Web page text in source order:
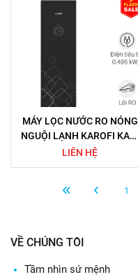
MÁY LỌC NƯỚC RO NÓNG
NGUỘI LẠNH KAROFI KAD-
X39 10 LÕI
LIÊN HỆ
1
VỀ CHÚNG TÔI
Tầm nhìn sứ mệnh